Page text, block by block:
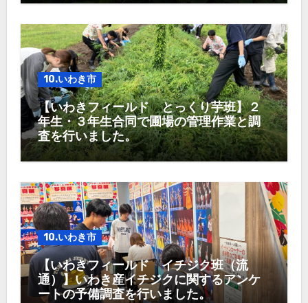
10.いわき市
【いわきフィールド とっくり芋班】２
年生・３年生合同で圃場の管理作業と調
査を行いました。
10.いわき市
【いわきフィールド イチジク班（流
通）】いわき産イチジクに関するアンケ
ートの予備調査を行いました。